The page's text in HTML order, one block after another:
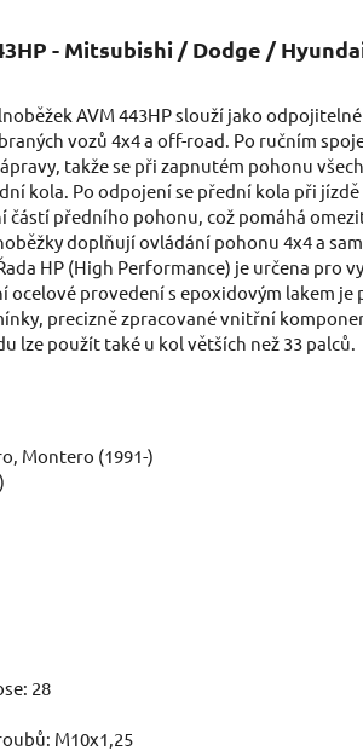
- Mitsubishi / Dodge /
AVM 443HP slouží jako
vozů 4x4 a off-road. Po ručním
takže se při zapnutém pohonu
kola. Po odpojení se přední kola při
částí předního pohonu, což pomáhá
doplňují ovládání pohonu 4x4 a
HP (High Performance) je určena pro
ocelové provedení s epoxidovým lakem je
precizně zpracované vnitřní
lze použít také u kol větších než 33 palců.
Montero (1991-)
28
M10x1,25